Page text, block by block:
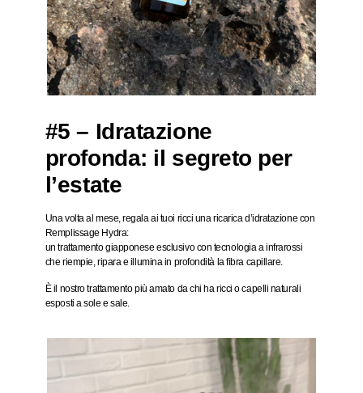
#5 – Idratazione
profonda: il segreto per
l’estate
Una volta al mese, regala ai tuoi ricci una ricarica d’idratazione con
Remplissage Hydra:
un trattamento giapponese esclusivo con tecnologia a infrarossi
cheriempie, ripara e illuminain profondità la fibra capillare.
È il nostro trattamento più amato da chi ha ricci o capelli naturali
esposti a sole e sale.